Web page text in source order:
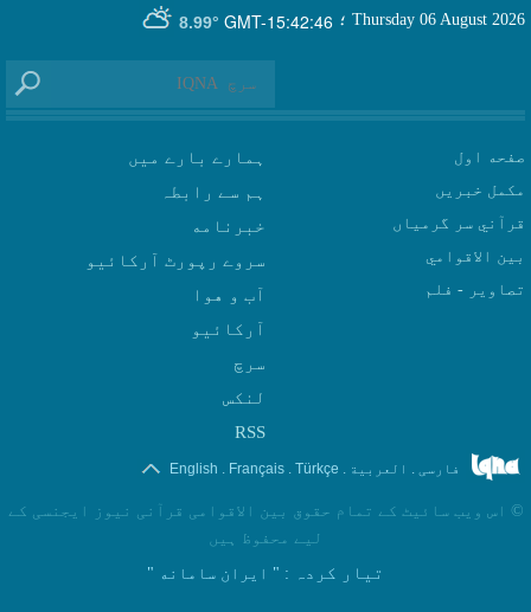
GMT-15:42:46
8.99° Thursday 06 August 2026 ؛
صفحه اول
مکمل خبریں
قرآني سر گرمياں
بين الاقوامي
تصاوير - فلم
ہمارے بارے میں
ہم سے رابطہ
سروے رپورٹ آرکائیو
آب و هوا
سرچ
لنکس
RSS
فارسی . العربیة .
Türkçe
.
Français
.
English
© اس ویب سائیٹ کے تمام حقوق بین الاقوامی قرآنی نیوز ایجنسی کے
لیے محفوظ ہیں
تیار کردہ : " ایران سامانه "